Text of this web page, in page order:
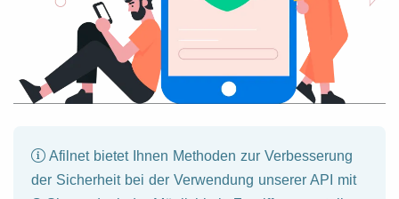
Afilnet bietet Ihnen Methoden zur Verbesserung
der Sicherheit bei der Verwendung unserer API mit